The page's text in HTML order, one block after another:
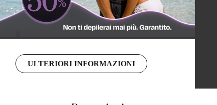
ULTERIORI INFORMAZIONI